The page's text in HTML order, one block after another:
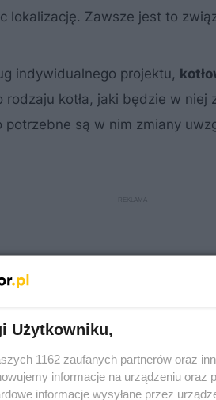
lokalizację. Zawsze jest to
indywidualnego projektu,
rodzaju kotła, jaki będzie w
są w nim zmiany
Użytkowniku,
1162 zaufanych partnerów oraz
informacje na urządzeniu oraz
informacje wysyłane przez